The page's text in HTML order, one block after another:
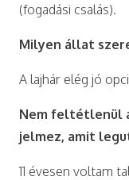
(fogadási csalás).
Milyen állat
A lajhár elég jó
Nem feltétlenül
jelmez, amit
11 évesen voltam